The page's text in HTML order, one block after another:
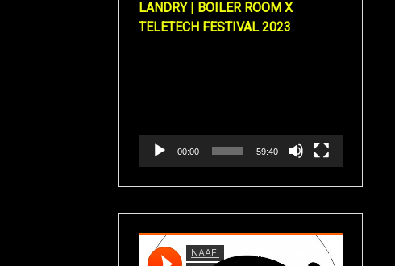
LANDRY | BOILER ROOM X
TELETECH FESTIVAL 2023
00:00 59:40